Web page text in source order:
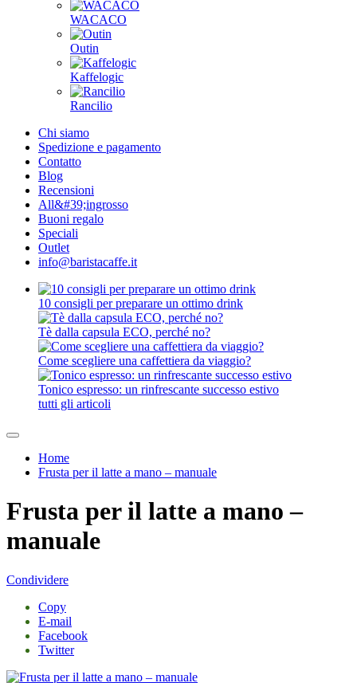
WACACO
Outin
Kaffelogic
Rancilio
Chi siamo
Spedizione e pagamento
Contatto
Blog
Recensioni
All&#39;ingrosso
Buoni regalo
Speciali
Outlet
info@baristacaffe.it
10 consigli per preparare un ottimo drink
Tè dalla capsula ECO, perché no?
Come scegliere una caffettiera da viaggio?
Tonico espresso: un rinfrescante successo estivo
tutti gli articoli
Home
Frusta per il latte a mano – manuale
Frusta per il latte a mano –
manuale
Condividere
Copy
E-mail
Facebook
Twitter